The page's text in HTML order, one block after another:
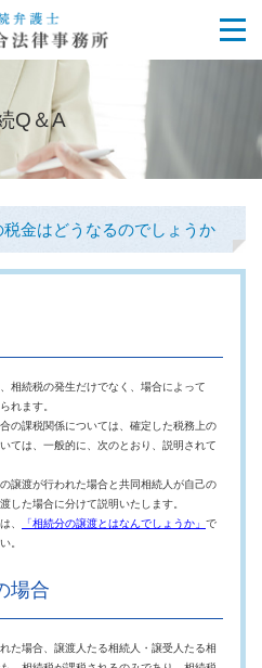
Q＆A
金はどうなるのでしょうか
相続税の発生だけでなく、場合によって
れます。
の課税関係については、確定した税務上の
ては、一般的に、次のとおり、説明されて
譲渡が行われた場合と共同相続人が自己の
した場合に分けて説明いたします。
、
「相続分の譲渡とはなんでしょうか」 で
。
場合
た場合、譲渡人たる相続人・譲受人たる相